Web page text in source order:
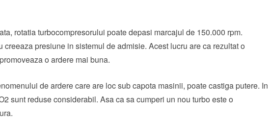
rotatia turbocompresorului poate depasi marcajul de 150.000 rpm.
creeaza presiune in sistemul de admisie. Acest lucru are ca rezultat o
o ardere mai buna.
de ardere care are loc sub capota masinii, poate castiga putere. In
sunt reduse considerabil. Asa ca sa cumperi un nou turbo este o